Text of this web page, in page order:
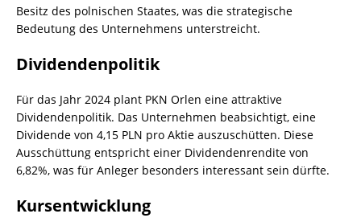
Besitz des polnischen Staates, was die strategische
Bedeutung des Unternehmens unterstreicht.
Dividendenpolitik
Für das Jahr 2024 plant PKN Orlen eine attraktive
Dividendenpolitik. Das Unternehmen beabsichtigt, eine
Dividende von 4,15 PLN pro Aktie auszuschütten. Diese
Ausschüttung entspricht einer Dividendenrendite von
6,82%, was für Anleger besonders interessant sein dürfte.
Kursentwicklung